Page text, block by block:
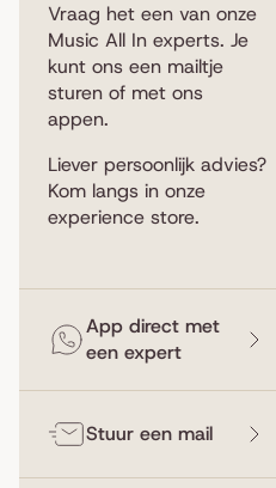
Vraag het een van onze
Music All In experts. Je
kunt ons een mailtje
sturen of met ons
appen.
Liever persoonlijk advies?
Kom langs in onze
experience store.
App direct met
een expert
Stuur een mail